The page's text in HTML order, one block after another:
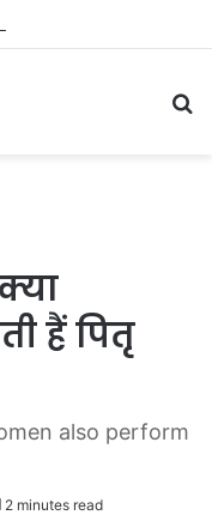
हैं पितृ
also perform
2 minutes read